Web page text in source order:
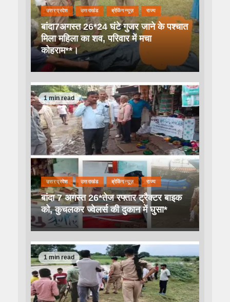
उत्तर प्रदेश उत्तराखंड ब्रेकिंग न्यूज़ राज्य
बांदा7अगस्त 26*24 घंटे गुजर जाने के पश्चात
मिला महिला का शव, परिवार में मचा
कोहराम**।
1 min read
उत्तर प्रदेश उत्तराखंड ब्रेकिंग न्यूज़ राज्य
बांदा 7 अगस्त 26*तेज रफ्तार ट्रैक्टर बाइक
को, कुचलकर ज्वेलर्स की दुकान में घुसा*
1 min read